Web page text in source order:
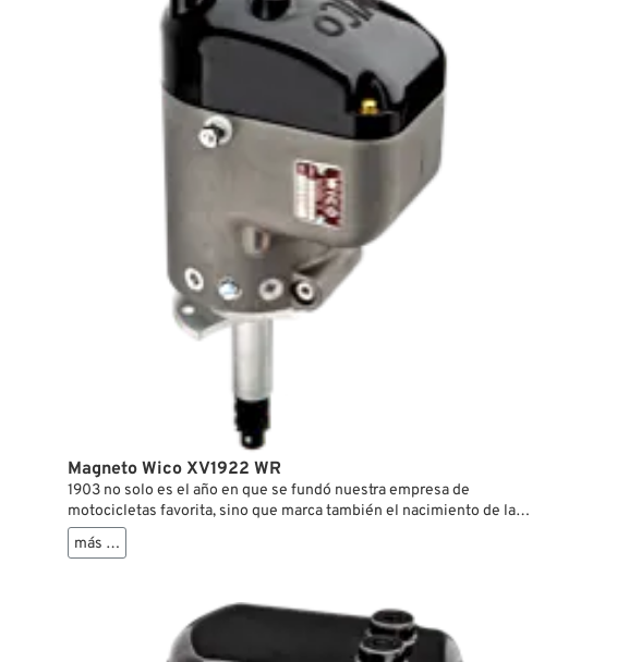
Magneto Wico XV1922 WR
1903 no solo es el año en que se fundó nuestra empresa de
motocicletas favorita, sino que marca también el nacimiento de la
Witherbee Igniter Company, que más tarde evolucionó hasta
convertirse en la WICO Electric Company con la misión principal de
fiables y fáciles de reparar, por lo que no es de extrañar que se
hicieran muy populares en los tractores agrícolas. Todos los tractores
John Deere de aquella época estaban equipados con magnetos WICO.
más …